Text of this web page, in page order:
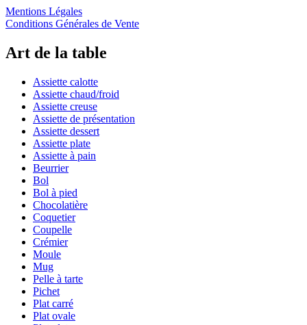
Mentions Légales
Conditions Générales de Vente
Art de la table
Assiette calotte
Assiette chaud/froid
Assiette creuse
Assiette de présentation
Assiette dessert
Assiette plate
Assiette à pain
Beurrier
Bol
Bol à pied
Chocolatière
Coquetier
Coupelle
Crémier
Moule
Mug
Pelle à tarte
Pichet
Plat carré
Plat ovale